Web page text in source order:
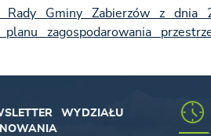
Rady Gminy Zabierzów z
zagospodarowania
WYDZIAŁU